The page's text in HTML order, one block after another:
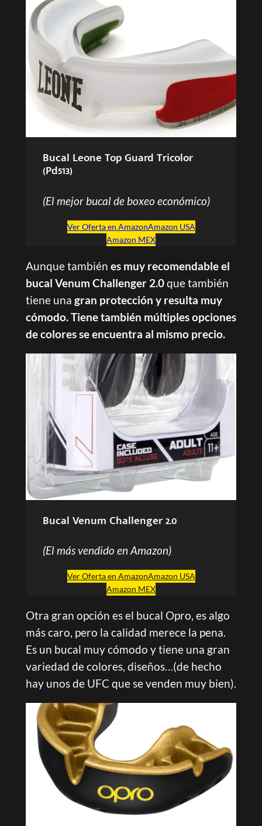
Bucal Leone Top Guard Tricolor
(Pd513)
(El mejor bucal de boxeo económico)
Ver Oferta en AmazonAmazon USA
Amazon MEX
Aunque también es muy recomendable el
bucal Venum Challenger 2.0que también
tiene una gran protección y resulta muy
cómodo.Tiene también múltiples opciones
de colores se encuentra al mismo precio.
Bucal Venum Challenger 2.0
(El más vendido en Amazon)
Ver Oferta en AmazonAmazon USA
Amazon MEX
Otra gran opción es el bucal Opro, es algo
más caro, pero la calidad merece la pena.
Es un bucal muy cómodo y tiene una gran
variedad de colores, diseños…(de hecho
hay unos de UFC que se venden muy bien).